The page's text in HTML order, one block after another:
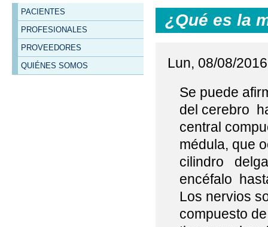
PACIENTES
PROFESIONALES
PROVEEDORES
QUIÉNES SOMOS
¿Qué es la
Lun, 08/08/
Se puede
del cerebro
central
médula, que
cilindro
encéfalo
Los nervios
compuesto